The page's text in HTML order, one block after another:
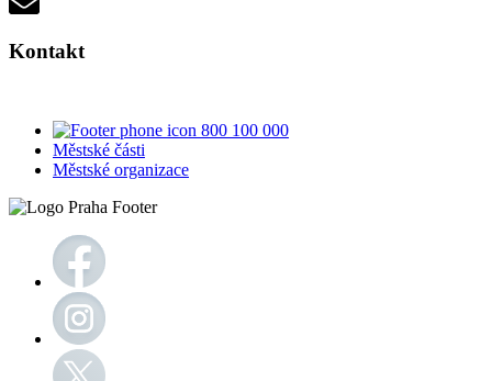
Kontakt
800 100 000
Městské části
Městské organizace